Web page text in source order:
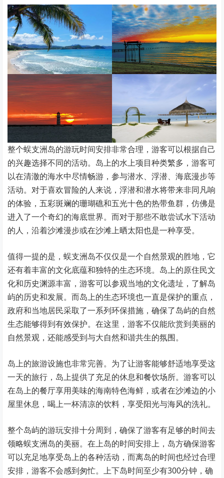
整个蜈支洲岛的游玩时间安排非常合理，游客可以根据自己
的兴趣选择不同的活动。岛上的水上项目种类繁多，游客可
以在清澈的海水中尽情畅游，参与潜水、浮潜、海底漫步等
活动。对于喜欢冒险的人来说，浮潜和潜水将带来非同凡响
的体验，五彩斑斓的珊瑚礁和五光十色的热带鱼群，仿佛是
进入了一个奇幻的海底世界。而对于那些不敢尝试水下活动
的人，沿着沙滩漫步或在沙滩上晒太阳也是一种享受。
值得一提的是，蜈支洲岛不仅仅是一个自然景观的胜地，它
还有着丰富的文化底蕴和独特的生态环境。岛上的原住民文
化和历史渊源丰富，游客可以参观当地的文化遗址，了解岛
屿的历史和发展。而岛上的生态环境也一直是保护的重点，
政府和当地居民采取了一系列环保措施，确保了岛屿的自然
生态能够得到有效保护。在这里，游客不仅能欣赏到美丽的
自然景观，还能感受到与大自然和谐共生的氛围。
岛上的旅游设施也非常完善。为了让游客能够舒适地享受这
一天的旅行，岛上提供了充足的休息和餐饮场所。游客可以
在岛上的餐厅享用美味的海南特色海鲜，或者在沙滩边的小
屋里休息，喝上一杯清凉的饮料，享受阳光与海风的洗礼。
整个岛屿的游玩安排十分周到，确保了游客有足够的时间去
领略蜈支洲岛的美丽。在上岛的时间安排上，岛方确保游客
可以充足地享受岛上的各种活动，而离岛的时间也经过合理
安排，游客不会感到匆忙。上下岛时间至少有300分钟，确